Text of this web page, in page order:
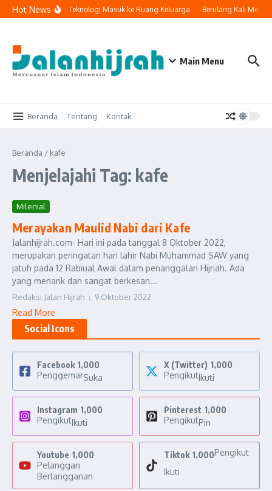
Lewati ke konten
Hot NewsKetika Teknologi Masuk ke Ruang Keluarga Berulang Kali
Main Menu
Beranda Tentang Kontak
Beranda / kafe
Menjelajahi Tag: kafe
Milenial
Merayakan Maulid Nabi dari Kafe
Jalanhijrah.com- Hari ini pada tanggal 8 Oktober 2022,
merupakan peringatan hari lahir Nabi Muhammad SAW yang
jatuh pada 12 Rabiual Awal dalam penanggalan Hijriah. Ada
yang menarik dan sangat berkesan...
Redaksi Jalan Hijrah 9 Oktober 2022
Read More
Social Icons
Facebook 1,000
PenggemarSuka
X (Twitter) 1,000
PengikutIkuti
Instagram 1,000
PengikutIkuti
Pinterest 1,000
PengikutPin
Youtube 1,000
Pelanggan
Berlangganan
Tiktok 1,000Pengikut
Ikuti